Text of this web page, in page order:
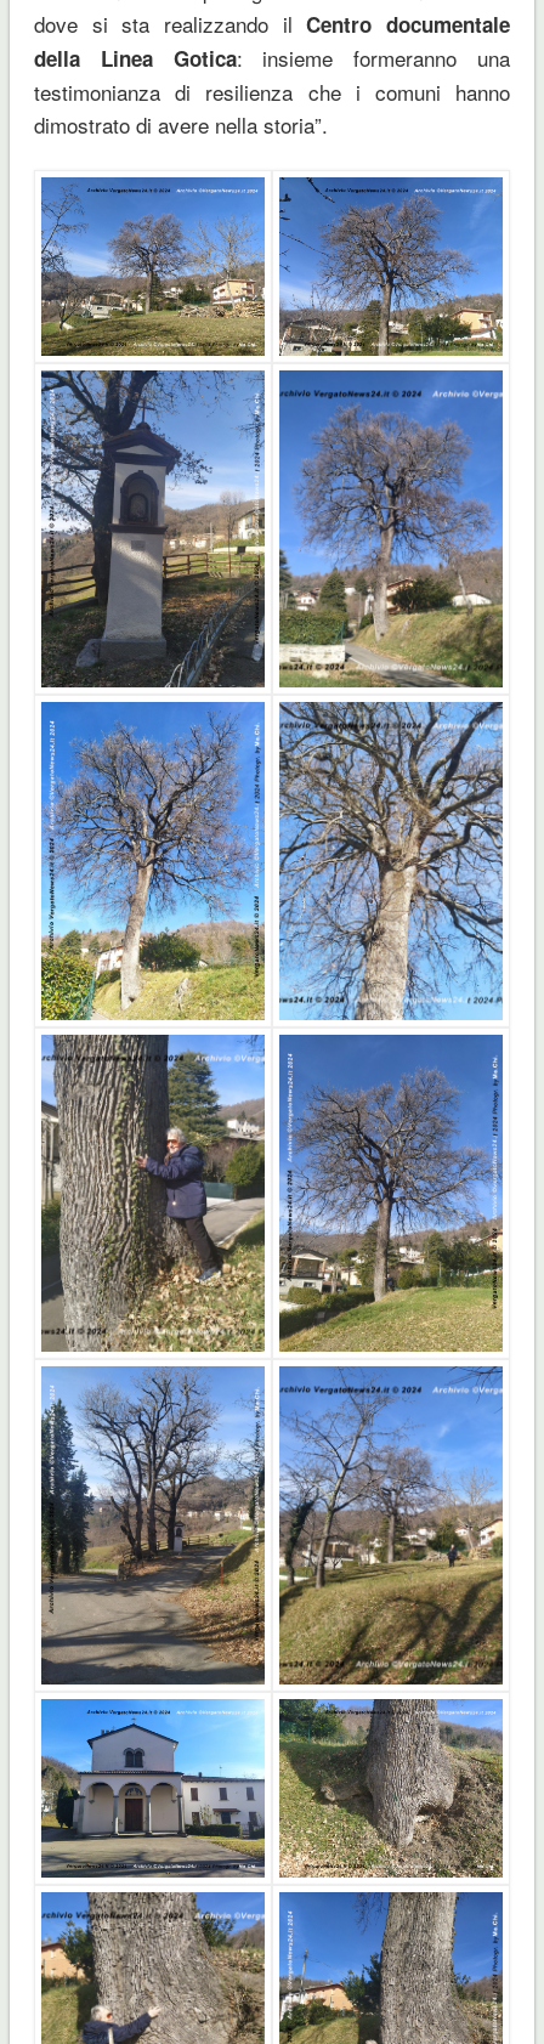
dove si sta realizzando ilCentro documentale
della Linea Gotica: insieme formeranno una
testimonianza di resilienza che i comuni hanno
dimostrato di avere nella storia”.